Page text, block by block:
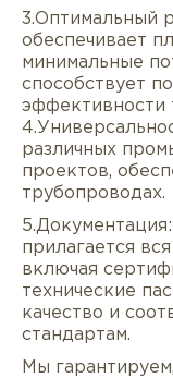
Услуги
3.Оптимальный
обеспечивает
минимальные
способствует
эффективности
различных
проектов,
трубопроводах.
прилагается
включая
технические
качество и
стандартам.
Мы